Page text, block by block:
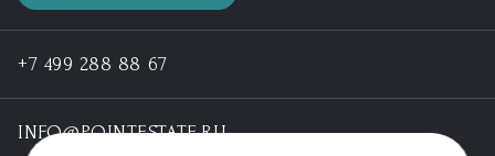
+7 499 288 88 67
INFO@POINTESTATE.RU